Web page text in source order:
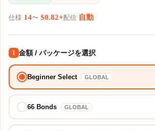
仕様 14〜 $0.82+配信 自動
1 金額 / パッケージを選択
Beginner Select GLOBAL
66 Bonds GLOBAL